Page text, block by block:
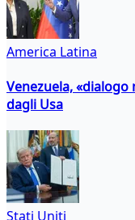
America Latina
Venezuela,
dagli Usa
Stati Uniti